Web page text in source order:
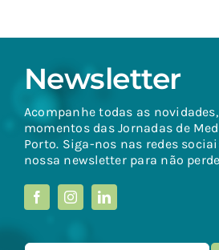
Newsletter
Acompanhe todas as
momentos das Jornadas de
Porto. Siga-nos nas redes
nossa newsletter para não